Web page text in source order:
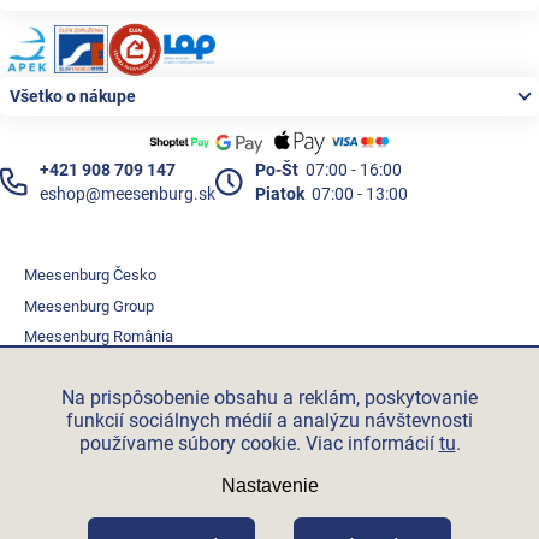
Na prispôsobenie obsahu a reklám, poskytovanie
funkcií sociálnych médií a analýzu návštevnosti
používame súbory cookie. Viac informácií tu.
Nastavenie
Všetko o nákupe
+421 908 709 147
eshop@meesenburg.sk
Po-Št 07:00 - 16:00
Piatok 07:00 - 13:00
Meesenburg Česko
Meesenburg Group
Meesenburg România
Triotherm.cz
Stroxx.cz
Certifikovaní partneři